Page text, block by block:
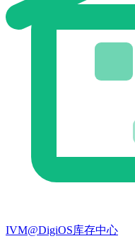
IVM@DigiOS库存中心